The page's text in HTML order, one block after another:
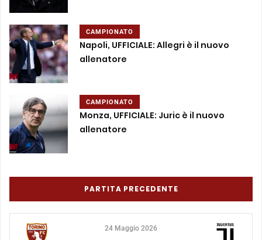
CAMPIONATO
Napoli, UFFICIALE: Allegri è il nuovo
allenatore
CAMPIONATO
Monza, UFFICIALE: Juric è il nuovo
allenatore
PARTITA PRECEDENTE
24 Maggio 2026